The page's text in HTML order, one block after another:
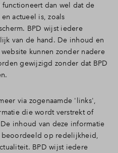
dan wel dat de
actueel is, zoals
BPD wijst iedere
van de hand. De inhoud en
kunnen zonder nadere
gewijzigd zonder dat BPD
via zogenaamde 'links',
die wordt verstrekt of
inhoud van deze informatie
op redelijkheid,
BPD wijst iedere